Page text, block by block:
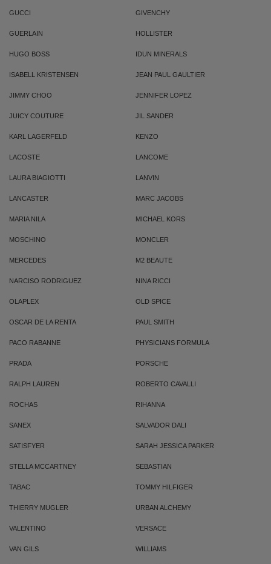
GUCCI GIVENCHY
GUERLAIN HOLLISTER
HUGO BOSS IDUN MINERALS
ISABELL KRISTENSEN JEAN PAUL GAULTIER
JIMMY CHOO JENNIFER LOPEZ
JUICY COUTURE JIL SANDER
KARL LAGERFELD KENZO
LACOSTE LANCOME
LAURA BIAGIOTTI LANVIN
LANCASTER MARC JACOBS
MARIA NILA MICHAEL KORS
MOSCHINO MONCLER
MERCEDES M2 BEAUTE
NARCISO RODRIGUEZ NINA RICCI
OLAPLEX OLD SPICE
OSCAR DE LA RENTA PAUL SMITH
PACO RABANNE PHYSICIANS FORMULA
PRADA PORSCHE
RALPH LAUREN ROBERTO CAVALLI
ROCHAS RIHANNA
SANEX SALVADOR DALI
SATISFYER SARAH JESSICA PARKER
STELLA MCCARTNEY SEBASTIAN
TABAC TOMMY HILFIGER
THIERRY MUGLER URBAN ALCHEMY
VALENTINO VERSACE
VAN GILS WILLIAMS